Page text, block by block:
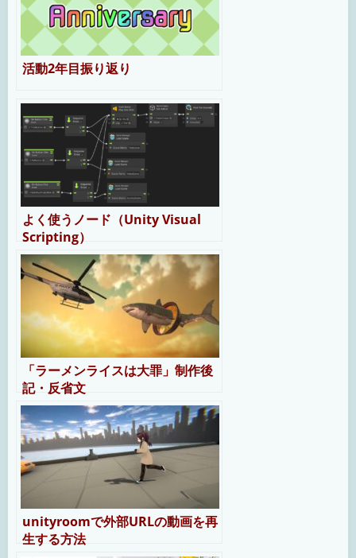
活動2年目振り返り
よく使うノード（Unity Visual
Scripting）
「ラーメンライスは大罪」制作後
記・反省文
unityroomで外部URLの動画を再
生する方法